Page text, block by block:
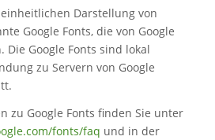
Darstellung von
Google Fonts, die von Google
Google Fonts sind lokal
zu Servern von Google
zu Google Fonts finden Sie unter
fonts/faq und in der